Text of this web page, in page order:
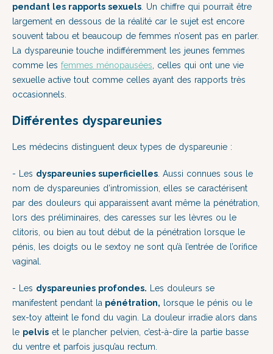
pendant les rapports sexuels . Un chiffre qui pourrait être
largement en dessous de la réalité car le sujet est encore
souvent tabou et beaucoup de femmes n’osent pas en parler.
La dyspareunie touche indifféremment les jeunes femmes
comme les femmes ménopausées , celles qui ont une vie
sexuelle active tout comme celles ayant des rapports très
occasionnels.
Différentes dyspareunies
Les médecins distinguent deux types de dyspareunie :
- Les dyspareunies superficielles . Aussi connues sous le
nom de dyspareunies d’intromission, elles se caractérisent
par des douleurs qui apparaissent avant même la pénétration,
lors des préliminaires, des caresses sur les lèvres ou le
clitoris, ou bien au tout début de la pénétration lorsque le
pénis, les doigts ou le sextoy ne sont qu’à l’entrée de l’orifice
vaginal.
- Les dyspareunies profondes. Les douleurs se
manifestent pendant la pénétration, lorsque le pénis ou le
sex-toy atteint le fond du vagin. La douleur irradie alors dans
le pelvis et le plancher pelvien, c’est-à-dire la partie basse
du ventre et parfois jusqu’au rectum.